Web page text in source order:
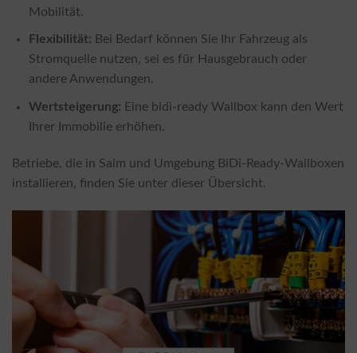
Mobilität.
Flexibilität: Bei Bedarf können Sie Ihr Fahrzeug als
Stromquelle nutzen, sei es für Hausgebrauch oder
andere Anwendungen.
Wertsteigerung: Eine bidi-ready Wallbox kann den Wert
Ihrer Immobilie erhöhen.
Betriebe, die in Salm und Umgebung BiDi-Ready-Wallboxen
installieren, finden Sie unter dieser Übersicht.